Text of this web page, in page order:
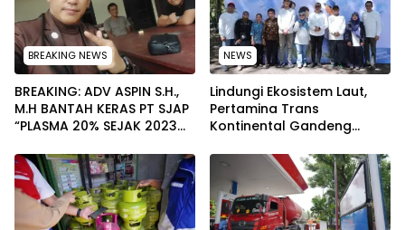
BREAKING NEWS
BREAKING: ADV ASPIN S.H.,
M.H BANTAH KERAS PT SJAP
“PLASMA 20% SEJAK 2023
WARGA WAWOONE!
NEWS
Lindungi Ekosistem Laut,
Pertamina Trans
Kontinental Gandeng
Kebersihan Pantai di
Bitung, Sulawesi